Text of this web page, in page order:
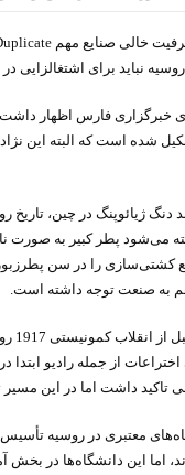
تردد زائران
نباید برای اشتغالزایی
خبرگزاری فارس اظهار
شده است که البته این نژاد
دنگ ژیائوپنگ در چین،
می‌شود پطر کبیر به صورت
کشتی‌سازی را در سن
به صنعت توجه داشته است.
این
از جمله رادیو ابتدا
230 سال سابقه دارند، اما این